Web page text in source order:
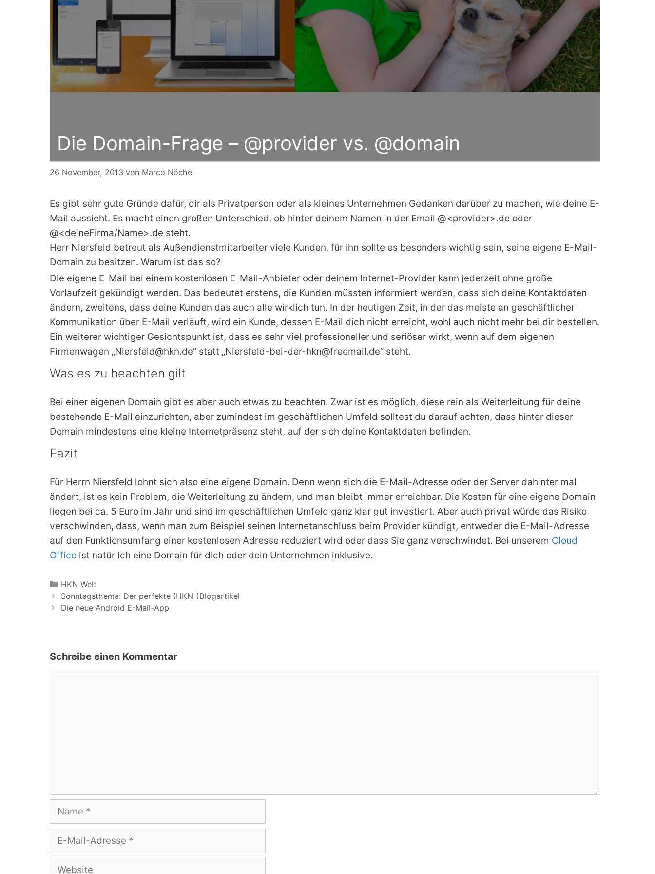
Die Domain-Frage – @provider vs. @domain
26 November, 2013 von Marco Nöchel
Es gibt sehr gute Gründe dafür, dir als Privatperson oder als kleines Unternehmen Gedanken darüber zu machen, wie deine E-
Mail aussieht. Es macht einen großen Unterschied, ob hinter deinem Namen in der Email @<provider>.de oder
@<deineFirma/Name>.de steht.
Herr Niersfeld betreut als Außendienstmitarbeiter viele Kunden, für ihn sollte es besonders wichtig sein, seine eigene E-Mail-
Domain zu besitzen. Warum ist das so?
Die eigene E-Mail bei einem kostenlosen E-Mail-Anbieter oder deinem Internet-Provider kann jederzeit ohne große
Vorlaufzeit gekündigt werden. Das bedeutet erstens, die Kunden müssten informiert werden, dass sich deine Kontaktdaten
ändern, zweitens, dass deine Kunden das auch alle wirklich tun. In der heutigen Zeit, in der das meiste an geschäftlicher
Kommunikation über E-Mail verläuft, wird ein Kunde, dessen E-Mail dich nicht erreicht, wohl auch nicht mehr bei dir bestellen.
Ein weiterer wichtiger Gesichtspunkt ist, dass es sehr viel professioneller und seriöser wirkt, wenn auf dem eigenen
Firmenwagen „Niersfeld@hkn.de“ statt „Niersfeld-bei-der-hkn@freemail.de“ steht.
Was es zu beachten gilt
Bei einer eigenen Domain gibt es aber auch etwas zu beachten. Zwar ist es möglich, diese rein als Weiterleitung für deine
bestehende E-Mail einzurichten, aber zumindest im geschäftlichen Umfeld solltest du darauf achten, dass hinter dieser
Domain mindestens eine kleine Internetpräsenz steht, auf der sich deine Kontaktdaten befinden.
Fazit
Für Herrn Niersfeld lohnt sich also eine eigene Domain. Denn wenn sich die E-Mail-Adresse oder der Server dahinter mal
ändert, ist es kein Problem, die Weiterleitung zu ändern, und man bleibt immer erreichbar. Die Kosten für eine eigene Domain
liegen bei ca. 5 Euro im Jahr und sind im geschäftlichen Umfeld ganz klar gut investiert. Aber auch privat würde das Risiko
verschwinden, dass, wenn man zum Beispiel seinen Internetanschluss beim Provider kündigt, entweder die E-Mail-Adresse
auf den Funktionsumfang einer kostenlosen Adresse reduziert wird oder dass Sie ganz verschwindet. Bei unserem Cloud
Office ist natürlich eine Domain für dich oder dein Unternehmen inklusive.
Kategorien
HKN Welt
Sonntagsthema: Der perfekte (HKN-)Blogartikel
Die neue Android E-Mail-App
Schreibe einen Kommentar
Name
E-
Mail-
Adresse
Website